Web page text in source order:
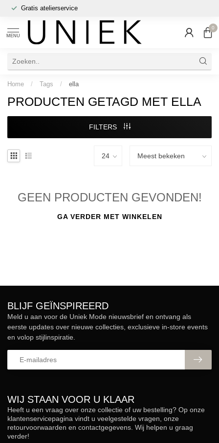
Gratis atelierservice
MENU
0
Home / Tags / ella
PRODUCTEN GETAGD MET ELLA
FILTERS
GEEN PRODUCTEN GEVONDEN!
GA VERDER MET WINKELEN
WIJ STAAN VOOR U KLAAR
Heeft u een vraag over onze collectie of uw bestelling? Op onze
klantenservicepagina vindt u veelgestelde vragen, onze
retourvoorwaarden en contactgegevens. Wij helpen u graag
verder!
BLIJF GEÏNSPIREERD
Meld u aan voor de Uniek Mode nieuwsbrief en ontvang als
eerste updates over nieuwe collecties, exclusieve in-store events
en volop stijlinspiratie.